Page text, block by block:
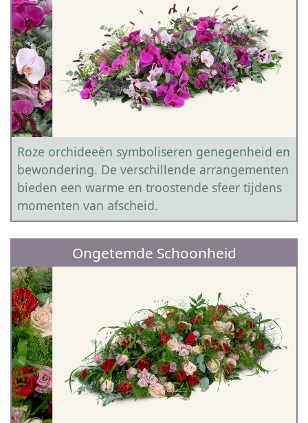
Roze orchideeën symboliseren genegenheid en
bewondering. De verschillende arrangementen
bieden een warme en troostende sfeer tijdens
momenten van afscheid.
Ongetemde Schoonheid